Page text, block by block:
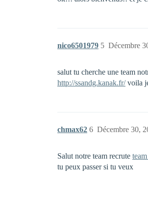
nico6501979 Décembre
5
salut tu cherche une team
http://ssandg.kanak.fr/voila
chmax62 Décembre 30,
6
Salut notre team recrute
tu peux passer si tu veux